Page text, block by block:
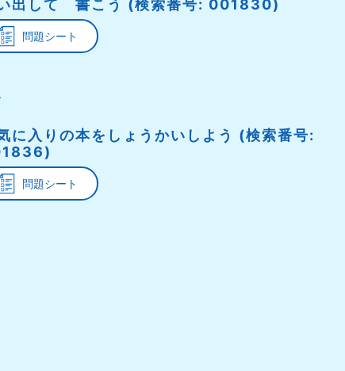
出して 書こう (検索番号: 001830)
問題シート
に入りの本をしょうかいしよう (検索番号:
問題シート